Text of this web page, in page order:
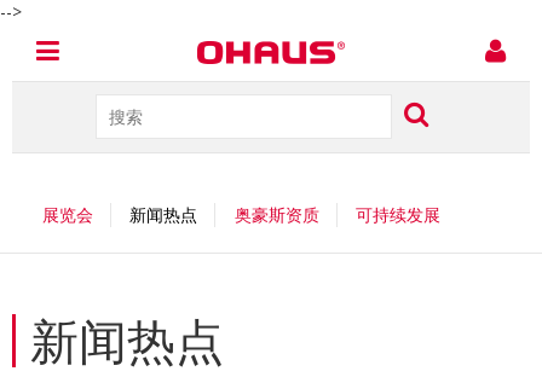
-->
展览会 新闻热点 奥豪斯资质 可持续发展
新闻热点